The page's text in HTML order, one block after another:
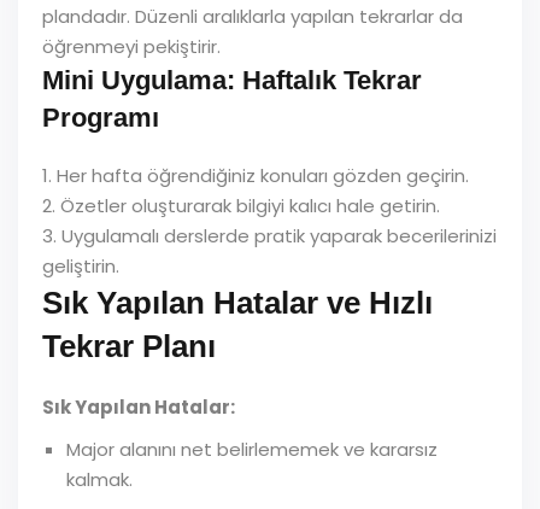
plandadır. Düzenli aralıklarla yapılan tekrarlar da
öğrenmeyi pekiştirir.
Mini Uygulama: Haftalık Tekrar
Programı
1. Her hafta öğrendiğiniz konuları gözden geçirin.
2. Özetler oluşturarak bilgiyi kalıcı hale getirin.
3. Uygulamalı derslerde pratik yaparak becerilerinizi
geliştirin.
Sık Yapılan Hatalar ve Hızlı
Tekrar Planı
Sık Yapılan Hatalar:
Major alanını net belirlememek ve kararsız
kalmak.